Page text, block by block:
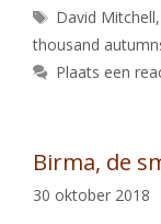
Tags
David Mitchell,
thousand
Plaats een
Birma, de
30 oktober 2018